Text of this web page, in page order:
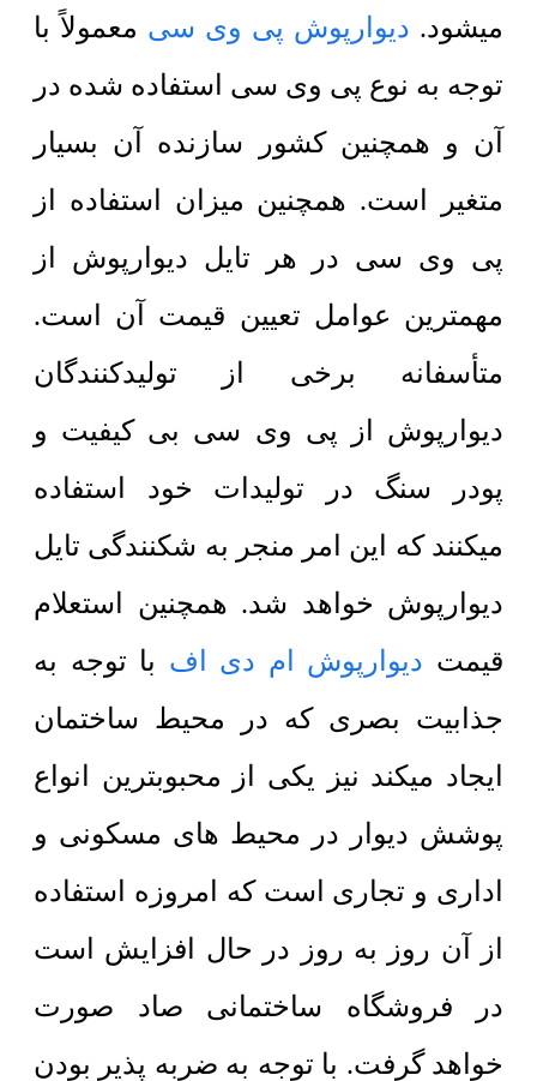
میشود. دیوارپوش پی وی سی معمولاً با
توجه به نوع پی وی سی استفاده شده در
آن و همچنین کشور سازنده آن بسیار
متغیر است. همچنین میزان استفاده از
پی وی سی در هر تایل دیوارپوش از
مهمترین عوامل تعیین قیمت آن است.
متأسفانه برخی از تولیدکنندگان
دیوارپوش از پی وی سی بی کیفیت و
پودر سنگ در تولیدات خود استفاده
میکنند که این امر منجر به شکنندگی تایل
دیوارپوش خواهد شد. همچنین استعلام
قیمت دیوارپوش ام دی اف با توجه به
جذابیت بصری که در محیط ساختمان
ایجاد میکند نیز یکی از محبوبترین انواع
پوشش دیوار در محیط های مسکونی و
اداری و تجاری است که امروزه استفاده
از آن روز به روز در حال افزایش است
در فروشگاه ساختمانی صاد صورت
خواهد گرفت. با توجه به ضربه پذیر بودن